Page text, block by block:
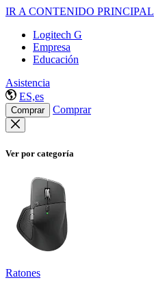
IR A CONTENIDO PRINCIPAL
Logitech G
Empresa
Educación
Asistencia
ES,es
Comprar Comprar
Ver por categoría
Ratones